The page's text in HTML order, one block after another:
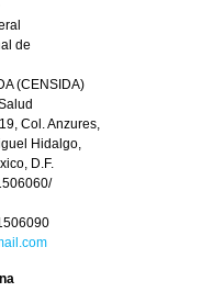
de
(CENSIDA)
Col. Anzures,
Hidalgo,
D.F.